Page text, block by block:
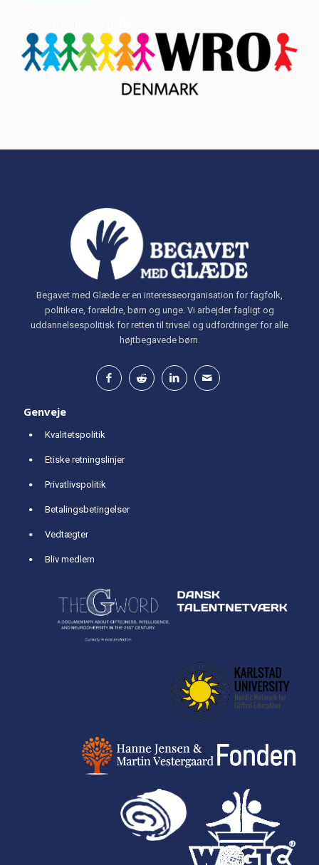
Begavet med Glæde er en interesseorganisation for fagfolk,
politikere, forældre, børn og unge. Vi arbejder fagligt og
uddannelsespolitisk for retten til trivsel og udfordringer for alle
højtbegavede børn.
Genveje
Kvalitetspolitik
Etiske retningslinjer
Privatlivspolitik
Betalingsbetingelser
Vedtægter
Bliv medlem